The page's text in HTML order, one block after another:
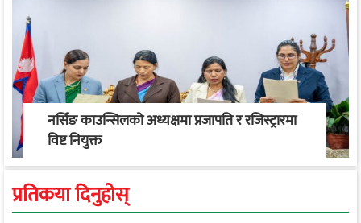
नर्सिङ काउन्सिलको अध्यक्षमा प्रजापति र रजिस्ट्रारमा
विष्ट नियुक्त
प्रतिकया दिनुहोस्